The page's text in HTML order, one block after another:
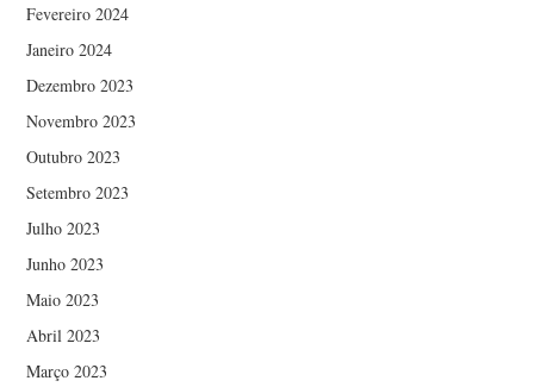
Fevereiro 2024
Janeiro 2024
Dezembro 2023
Novembro 2023
Outubro 2023
Setembro 2023
Julho 2023
Junho 2023
Maio 2023
Abril 2023
Março 2023